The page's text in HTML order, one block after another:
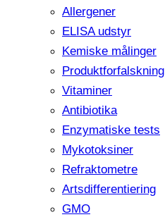
Allergener
ELISA udstyr
Kemiske målinger
Produktforfalskning
Vitaminer
Antibiotika
Enzymatiske tests
Mykotoksiner
Refraktometre
Artsdifferentiering
GMO